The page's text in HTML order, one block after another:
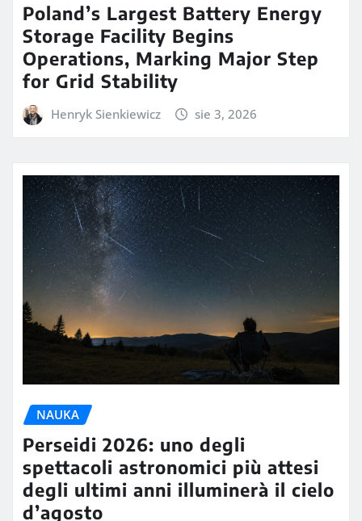
Poland’s Largest Battery Energy
Storage Facility Begins
Operations, Marking Major Step
for Grid Stability
Henryk Sienkiewicz sie 3, 2026
NAUKA
Perseidi 2026: uno degli
spettacoli astronomici più attesi
degli ultimi anni illuminerà il cielo
d’agosto